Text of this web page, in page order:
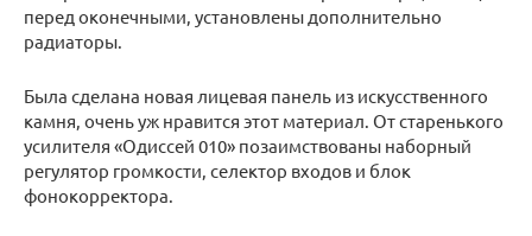
перед оконечными, установлены дополнительно
радиаторы.
Была сделана новая лицевая панель из искусственного
камня, очень уж нравится этот материал. От старенького
усилителя «Одиссей 010» позаимствованы наборный
регулятор громкости, селектор входов и блок
фонокорректора.